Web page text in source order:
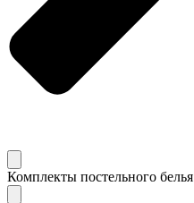
Комплекты постельного белья